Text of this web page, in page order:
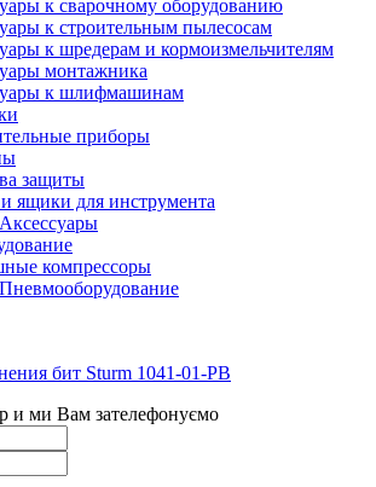
к сварочному оборудованию
к строительным пылесосам
к шредерам и кормоизмельчителям
монтажника
к шлифмашинам
приборы
защиты
ящики для инструмента
компрессоры
бит Sturm 1041-01-PB
и ми Вам зателефонуємо